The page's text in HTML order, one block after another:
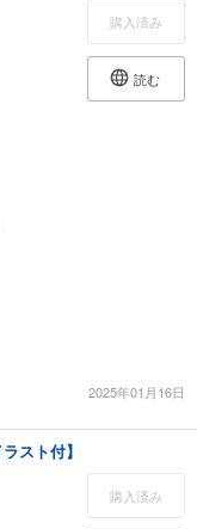
購入済み
読む
2025年01月16日
スト付】
購入済み